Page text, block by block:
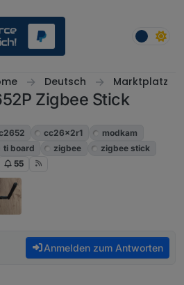
Deutsch Marktplatz
Zigbee Stick
cc26x2r1
modkam
ti board zigbee
zigbee stick
55
Anmelden zum Antworten